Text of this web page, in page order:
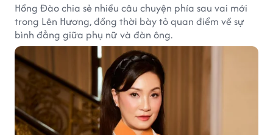
Hồng Đào chia sẻ nhiều câu chuyện phía sau vai mới
trong Lên Hương, đồng thời bày tỏ quan điểm về sự
bình đẳng giữa phụ nữ và đàn ông.